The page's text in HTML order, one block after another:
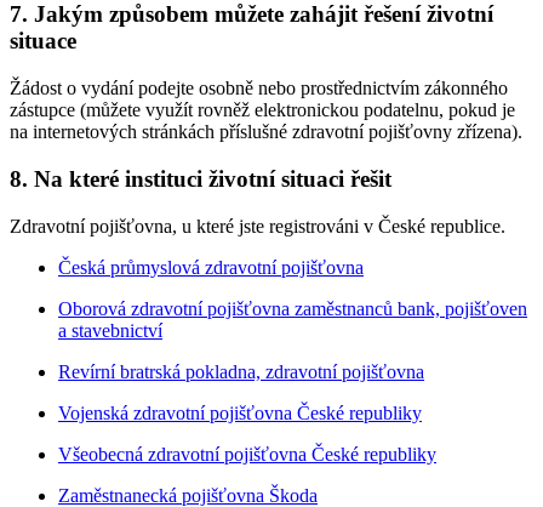
7. Jakým způsobem můžete zahájit řešení životní
situace
Žádost o vydání podejte osobně nebo prostřednictvím zákonného
zástupce (můžete využít rovněž elektronickou podatelnu, pokud je
na internetových stránkách příslušné zdravotní pojišťovny zřízena).
8. Na které instituci životní situaci řešit
Zdravotní pojišťovna, u které jste registrováni v České republice.
Česká průmyslová zdravotní pojišťovna
Oborová zdravotní pojišťovna zaměstnanců bank, pojišťoven
a stavebnictví
Revírní bratrská pokladna, zdravotní pojišťovna
Vojenská zdravotní pojišťovna České republiky
Všeobecná zdravotní pojišťovna České republiky
Zaměstnanecká pojišťovna Škoda